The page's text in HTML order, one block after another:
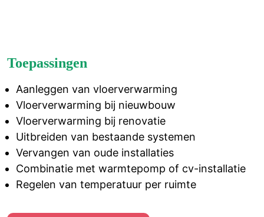
Toepassingen
Aanleggen van vloerverwarming
Vloerverwarming bij nieuwbouw
Vloerverwarming bij renovatie
Uitbreiden van bestaande systemen
Vervangen van oude installaties
Combinatie met warmtepomp of cv-installatie
Regelen van temperatuur per ruimte